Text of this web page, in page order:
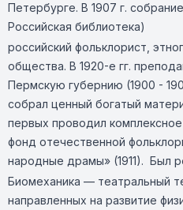
Петербурге. В 1907 г.
Российская библиотека)
российский фольклорист,
общества. В 1920-е гг.
Пермскую губернию (1900 -
собрал ценный богатый
первых проводил
фонд отечественной
народные драмы» (1911). Был
Биомеханика — театральный
направленных на развитие